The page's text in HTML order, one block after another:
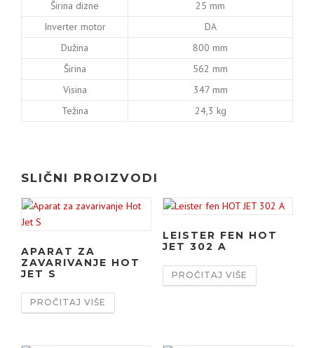
Širina dizne
25 mm
Inverter motor
DA
Dužina
800 mm
Širina
562 mm
Visina
347 mm
Težina
24,3 kg
SLIČNI PROIZVODI
APARAT ZA
ZAVARIVANJE HOT
JET S
PROČITAJ VIŠE
LEISTER FEN HOT
JET 302 A
PROČITAJ VIŠE